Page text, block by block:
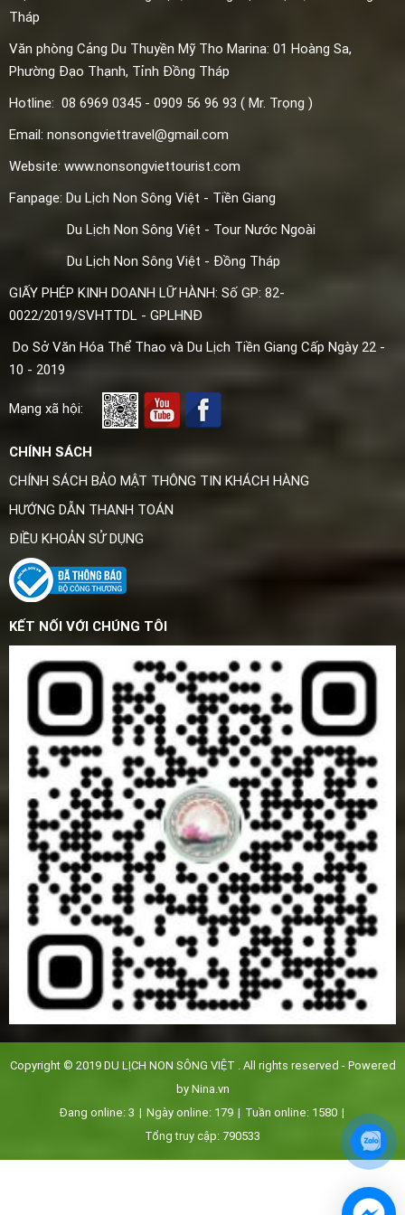
Tháp
Văn phòng Cảng Du Thuyền Mỹ Tho Marina: 01 Hoàng Sa,
Phường Đạo Thạnh, Tỉnh Đồng Tháp
Hotline: 08 6969 0345 - 0909 56 96 93 ( Mr. Trọng )
Email: nonsongviettravel@gmail.com
Website: www.nonsongviettourist.com
Fanpage: Du Lịch Non Sông Việt - Tiền Giang
Du Lịch Non Sông Việt - Tour Nước Ngoài
Du Lịch Non Sông Việt - Đồng Tháp
GIẤY PHÉP KINH DOANH LỮ HÀNH: Số GP: 82-
0022/2019/SVHTTDL - GPLHNĐ
Do Sở Văn Hóa Thể Thao và Du Lịch Tiền Giang Cấp Ngày 22 -
10 - 2019
Mạng xã hội:
CHÍNH SÁCH
CHÍNH SÁCH BẢO MẬT THÔNG TIN KHÁCH HÀNG
HƯỚNG DẪN THANH TOÁN
ĐIỀU KHOẢN SỬ DỤNG
KẾT NỐI VỚI CHÚNG TÔI
Copyright © 2019 DU LỊCH NON SÔNG VIỆT
. All rights reserved - Powered
by Nina.vn
Đang online: 3 | Ngày online: 179 | Tuần online: 1580 |
Tổng truy cập: 790533